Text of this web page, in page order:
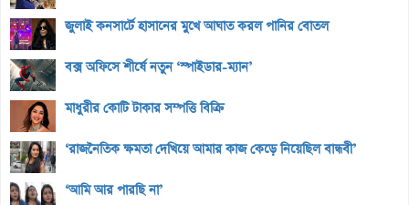
জুলাই কনসার্টে হাসানের মুখে আঘাত করল পানির বোতল
বক্স অফিসে শীর্ষে নতুন ‘স্পাইডার-ম্যান’
মাধুরীর কোটি টাকার সম্পত্তি বিক্রি
‘রাজনৈতিক ক্ষমতা দেখিয়ে আমার কাজ কেড়ে নিয়েছিল বান্ধবী’
‘আমি আর পারছি না’